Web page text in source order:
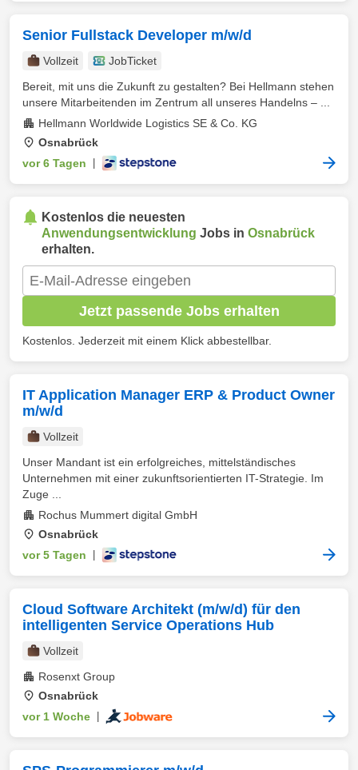
Senior Fullstack Developer m/w/d
Vollzeit
JobTicket
Bereit, mit uns die Zukunft zu gestalten? Bei Hellmann stehen
unsere Mitarbeitenden im Zentrum all unseres Handelns – ...
Hellmann Worldwide Logistics SE & Co. KG
Osnabrück
vor 6 Tagen
Kostenlos die neuesten
Anwendungsentwicklung Jobs in Osnabrück
erhalten.
Jetzt passende Jobs erhalten
Kostenlos. Jederzeit mit einem Klick abbestellbar.
IT Application Manager ERP & Product Owner
m/w/d
Vollzeit
Unser Mandant ist ein erfolgreiches, mittelständisches
Unternehmen mit einer zukunftsorientierten IT-Strategie. Im
Zuge ...
Rochus Mummert digital GmbH
Osnabrück
vor 5 Tagen
Cloud Software Architekt (m/w/d) für den
intelligenten Service Operations Hub
Vollzeit
Rosenxt Group
Osnabrück
vor 1 Woche